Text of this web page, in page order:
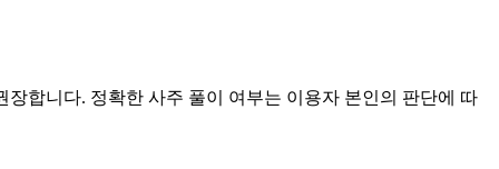
합니다. 정확한 사주 풀이 여부는 이용자 본인의 판단에 따